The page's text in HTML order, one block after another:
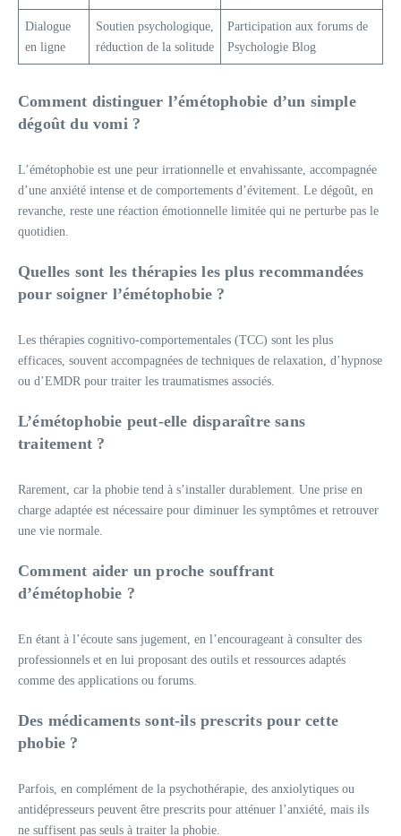
Dialogue
en ligne
Soutien psychologique,
réduction de la solitude
Participation aux forums de
Psychologie Blog
Comment distinguer l’émétophobie d’un simple
dégoût du vomi ?
L’émétophobie est une peur irrationnelle et envahissante, accompagnée
d’une anxiété intense et de comportements d’évitement. Le dégoût, en
revanche, reste une réaction émotionnelle limitée qui ne perturbe pas le
quotidien.
Quelles sont les thérapies les plus recommandées
pour soigner l’émétophobie ?
Les thérapies cognitivo-comportementales (TCC) sont les plus
efficaces, souvent accompagnées de techniques de relaxation, d’hypnose
ou d’EMDR pour traiter les traumatismes associés.
L’émétophobie peut-elle disparaître sans
traitement ?
Rarement, car la phobie tend à s’installer durablement. Une prise en
charge adaptée est nécessaire pour diminuer les symptômes et retrouver
une vie normale.
Comment aider un proche souffrant
d’émétophobie ?
En étant à l’écoute sans jugement, en l’encourageant à consulter des
professionnels et en lui proposant des outils et ressources adaptés
comme des applications ou forums.
Des médicaments sont-ils prescrits pour cette
phobie ?
Parfois, en complément de la psychothérapie, des anxiolytiques ou
antidépresseurs peuvent être prescrits pour atténuer l’anxiété, mais ils
ne suffisent pas seuls à traiter la phobie.